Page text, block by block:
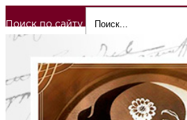
Поиск по сайту